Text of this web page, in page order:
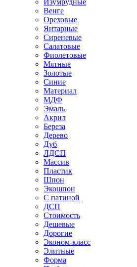
Изумрудные
Венге
Ореховые
Янтарные
Сиреневые
Салатовые
Фиолетовые
Мятные
Золотые
Синие
Материал
МДФ
Эмаль
Акрил
Береза
Дерево
Дуб
ЛДСП
Массив
Пластик
Шпон
Экошпон
С патиной
ДСП
Стоимость
Дешевые
Дорогие
Эконом-класс
Элитные
Форма